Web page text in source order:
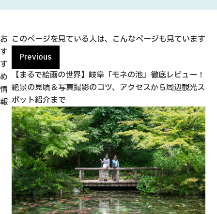
お
す
す
め
情
報
このページを見ている人は、こんなページも見ています
Previous
【まるで絵画の世界】岐阜「モネの池」徹底レビュー！
絶景の見頃＆写真撮影のコツ、アクセスから周辺観光ス
ポット紹介まで